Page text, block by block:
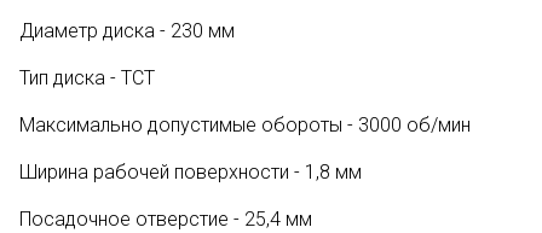
Диаметр диска - 230 мм
Тип диска - ТСТ
Максимально допустимые обороты - 3000 об/мин
Ширина рабочей поверхности - 1,8 мм
Посадочное отверстие - 25,4 мм